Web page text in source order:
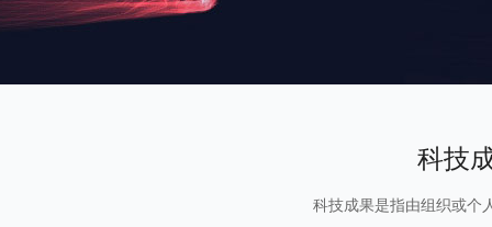
科技
科技成果是指由组织或个